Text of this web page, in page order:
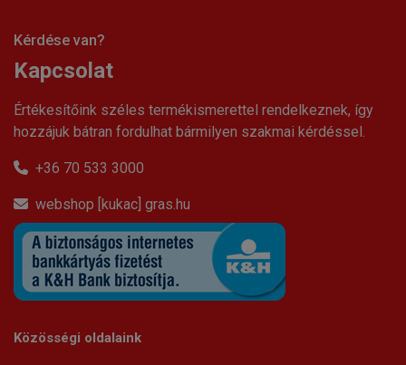
Kérdése van?
Kapcsolat
Értékesítőink széles termékismerettel rendelkeznek, így
hozzájuk bátran fordulhat bármilyen szakmai kérdéssel.
+36 70 533 3000
webshop [kukac] gras.hu
Közösségi oldalaink